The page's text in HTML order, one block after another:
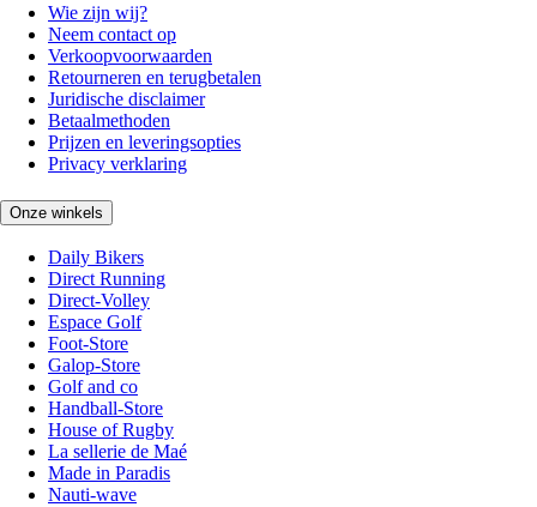
Wie zijn wij?
Neem contact op
Verkoopvoorwaarden
Retourneren en terugbetalen
Juridische disclaimer
Betaalmethoden
Prijzen en leveringsopties
Privacy verklaring
Onze winkels
Daily Bikers
Direct Running
Direct-Volley
Espace Golf
Foot-Store
Galop-Store
Golf and co
Handball-Store
House of Rugby
La sellerie de Maé
Made in Paradis
Nauti-wave